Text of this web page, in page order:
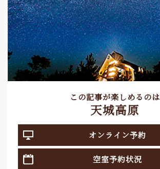
この記事が楽しめるのは
天城高原
オンライン予約
空室予約状況